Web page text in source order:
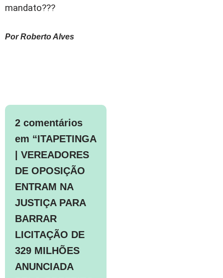
mandato???
Por Roberto Alves
2 comentários
em “ITAPETINGA
| VEREADORES
DE OPOSIÇÃO
ENTRAM NA
JUSTIÇA PARA
BARRAR
LICITAÇÃO DE
329 MILHÕES
ANUNCIADA